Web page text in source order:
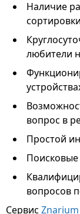
Наличие
любители
вопрос в
Простой
вопросов
Сервис Znarium